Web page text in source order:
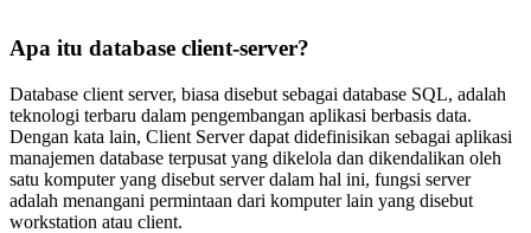
Apa itu database client-server?
Database client server, biasa disebut sebagai database SQL, adalah
teknologi terbaru dalam pengembangan aplikasi berbasis data.
Dengan kata lain, Client Server dapat didefinisikan sebagai aplikasi
manajemen database terpusat yang dikelola dan dikendalikan oleh
satu komputer yang disebut server dalam hal ini, fungsi server
adalah menangani permintaan dari komputer lain yang disebut
workstation atau client.